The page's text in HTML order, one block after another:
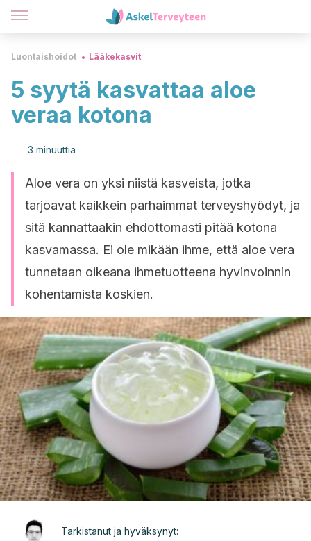
Luontaishoidot Lääkekasvit
5 syytä kasvattaa aloe
veraa kotona
3 minuuttia
Aloe vera on yksi niistä kasveista, jotka
tarjoavat kaikkein parhaimmat terveyshyödyt, ja
sitä kannattaakin ehdottomasti pitää kotona
kasvamassa. Ei ole mikään ihme, että aloe vera
tunnetaan oikeana ihmetuotteena hyvinvoinnin
kohentamista koskien.
Tarkistanut ja hyväksynyt: